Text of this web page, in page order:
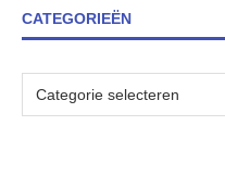
CATEGORIEËN